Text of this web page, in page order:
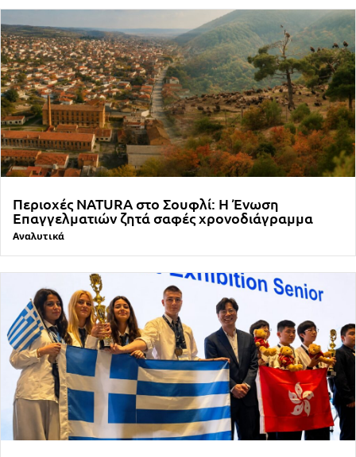
Περιοχές NATURA στο Σουφλί: Η Ένωση
Επαγγελματιών ζητά σαφές χρονοδιάγραμμα
Αναλυτικά